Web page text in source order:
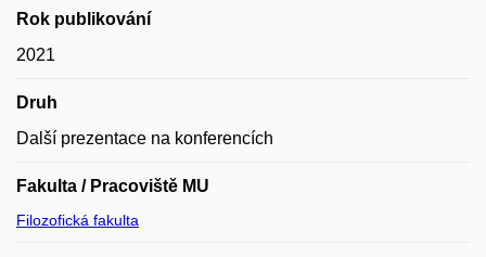
Rok publikování
2021
Druh
Další prezentace na konferencích
Fakulta / Pracoviště MU
Filozofická fakulta